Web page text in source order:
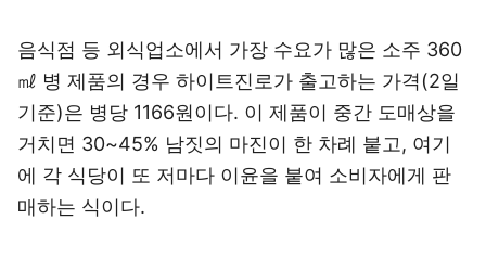
음식점 등 외식업소에서 가장 수요가 많은 소주 360
㎖ 병 제품의 경우 하이트진로가 출고하는 가격(2일
기준)은 병당 1166원이다. 이 제품이 중간 도매상을
거치면 30~45% 남짓의 마진이 한 차례 붙고, 여기
에 각 식당이 또 저마다 이윤을 붙여 소비자에게 판
매하는 식이다.